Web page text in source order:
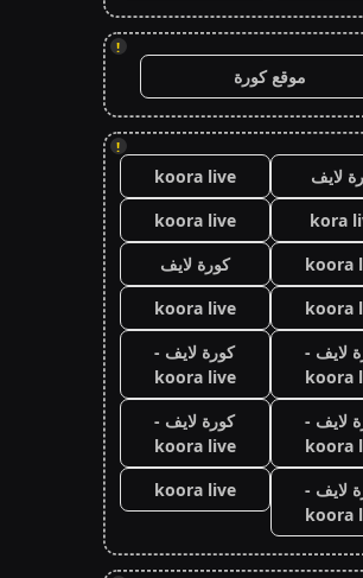
!
موقع كورة
!
لايف
koora live
kora
koora live
koora
كورة لايف
koora
koora live
لايف -
koora
كورة لايف -
koora live
لايف -
koora
كورة لايف -
koora live
لايف -
koora
koora live